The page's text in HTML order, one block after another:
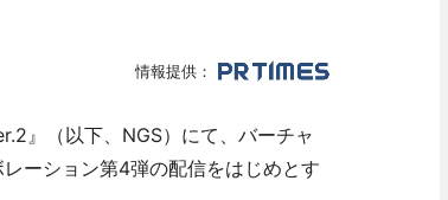
情報提供：
』（以下、NGS）にて、バーチャ
ーション第4弾の配信をはじめとす